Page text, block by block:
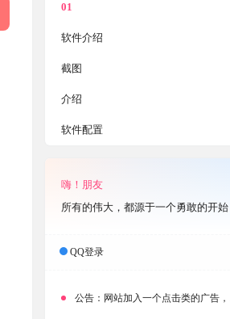
01
软件介绍
截图
介绍
软件配置
嗨！朋友
所有的伟大，都源于一个勇敢的开始
QQ登录
公告： 网站加入一个点击类的广告，大家点击下载按钮需要注意